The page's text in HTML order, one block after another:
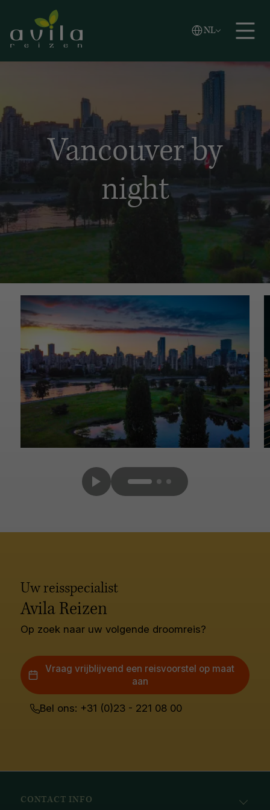
Zoeken
NL
Vlaams
English
Vancouver by
night
Uw reisspecialist
Avila Reizen
Op zoek naar uw volgende droomreis?
Vraag vrijblijvend een reisvoorstel op maat
aan
Bel ons: +31 (0)23 - 221 08 00
CONTACT INFO